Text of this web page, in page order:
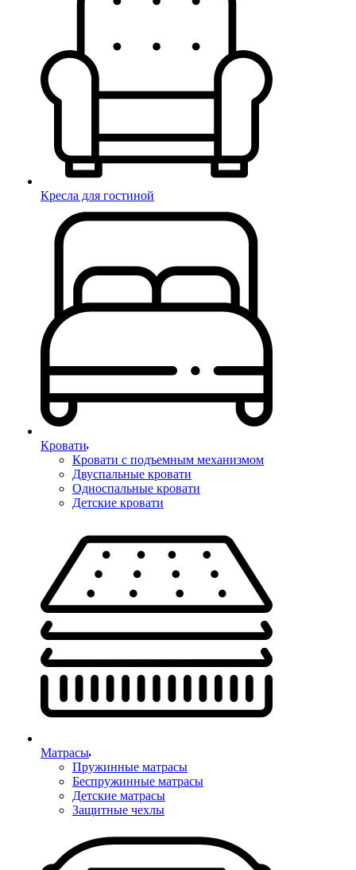
Кресла для гостиной
Кровати
Кровати с подъемным механизмом
Двуспальные кровати
Односпальные кровати
Детские кровати
Матрасы
Пружинные матрасы
Беспружинные матрасы
Детские матрасы
Защитные чехлы